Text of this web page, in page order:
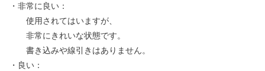
・非常に良い：
使用されてはいますが、
非常にきれいな状態です。
書き込みや線引きはありません。
・良い：